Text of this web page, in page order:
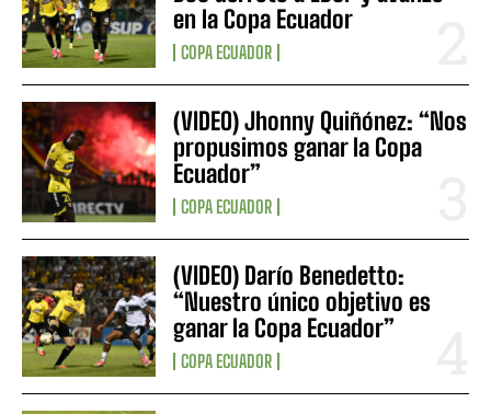
en la Copa Ecuador
COPA ECUADOR
(VIDEO) Jhonny Quiñónez: “Nos
propusimos ganar la Copa
Ecuador”
COPA ECUADOR
(VIDEO) Darío Benedetto:
“Nuestro único objetivo es
ganar la Copa Ecuador”
COPA ECUADOR